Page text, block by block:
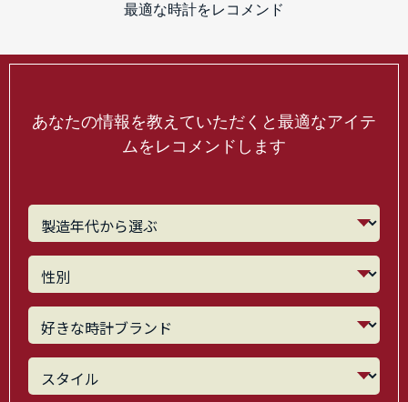
最適な時計をレコメンド
あなたの情報を教えていただくと最適なアイテ
ムをレコメンドします